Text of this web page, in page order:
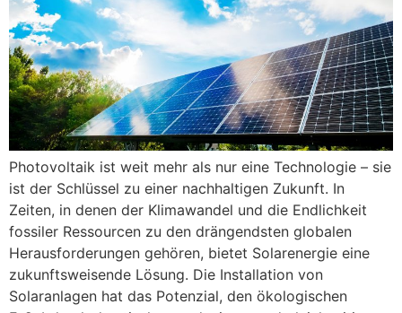
Photovoltaik ist weit mehr als nur eine Technologie – sie
ist der Schlüssel zu einer nachhaltigen Zukunft. In
Zeiten, in denen der Klimawandel und die Endlichkeit
fossiler Ressourcen zu den drängendsten globalen
Herausforderungen gehören, bietet Solarenergie eine
zukunftsweisende Lösung. Die Installation von
Solaranlagen hat das Potenzial, den ökologischen